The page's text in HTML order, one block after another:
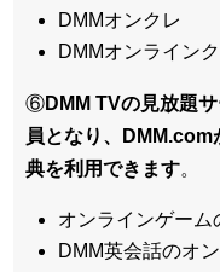
DMMオンクレ
DMMオンライン
⑥DMM TVの見放題
員となり、
典を利用できます。
オンラインゲーム
DMM英会話のオ